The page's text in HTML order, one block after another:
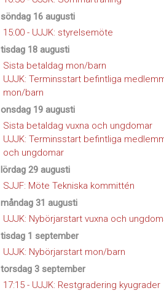
söndag 16 augusti
15:00 - UJJK: styrelsemöte
tisdag 18 augusti
Sista betaldag mon/barn
UJJK: Terminsstart befintliga
mon/barn
onsdag 19 augusti
Sista betaldag vuxna och ungdomar
UJJK: Terminsstart befintliga
och ungdomar
lördag 29 augusti
SJJF: Möte Tekniska kommittén
måndag 31 augusti
UJJK: Nybörjarstart vuxna och
tisdag 1 september
UJJK: Nybörjarstart mon/barn
torsdag 3 september
17:15 - UJJK: Restgradering kyugrader